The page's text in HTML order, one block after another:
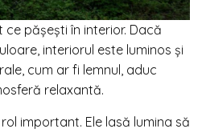
pășești în interior. Dacă
interiorul este luminos și
cum ar fi lemnul, aduc
relaxantă.
important. Ele lasă lumina să